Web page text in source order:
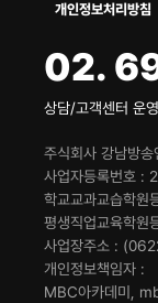
개인정보처리방침
02.
상담/고객센터 운
주식회사 강남방송
사업자등록번호
학교교과교습학원
평생직업교육학원
사업장주소
개인정보책임자
MBC아카데미,